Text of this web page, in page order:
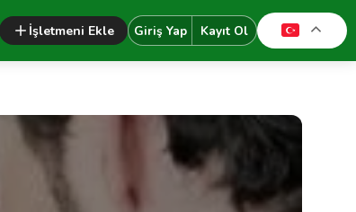
İşletmeni Ekle Giriş Yap Kayıt Ol